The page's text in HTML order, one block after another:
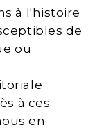
à l'histoire
de
ou
à ces
en